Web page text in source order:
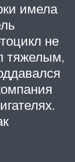
имела
не
тяжелым,